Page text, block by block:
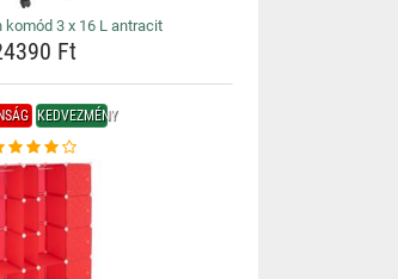
komód 3 x 16 L antracit
Ft
KEDVEZMÉNY